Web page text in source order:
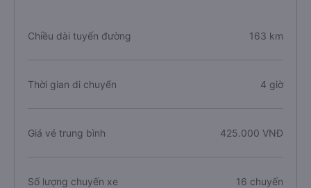
Chiều dài tuyến đường 163 km
Thời gian di chuyển 4 giờ
Giá vé trung bình 425.000 VNĐ
Số lượng chuyến xe 16 chuyến